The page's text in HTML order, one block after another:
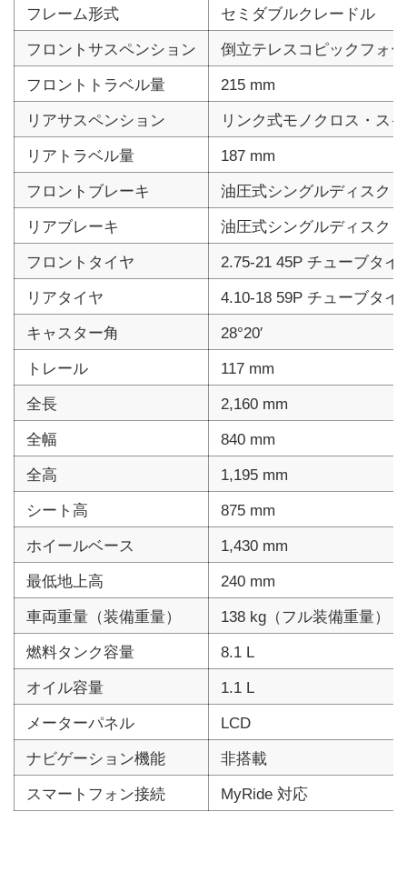
フレーム形式
セミダブルクレードル
フロントサスペンション
倒立テレスコピックフォ
フロントトラベル量
215 mm
リアサスペンション
リンク式モノクロス・ス
リアトラベル量
187 mm
フロントブレーキ
油圧式シングルディスク
リアブレーキ
油圧式シングルディスク
フロントタイヤ
2.75-21 45P チューブタイ
リアタイヤ
4.10-18 59P チューブタイ
キャスター角
28°20′
トレール
117 mm
全長
2,160 mm
全幅
840 mm
全高
1,195 mm
シート高
875 mm
ホイールベース
1,430 mm
最低地上高
240 mm
車両重量（装備重量）
138 kg（フル装備重量）
燃料タンク容量
8.1 L
オイル容量
1.1 L
メーターパネル
LCD
ナビゲーション機能
非搭載
スマートフォン接続
MyRide 対応